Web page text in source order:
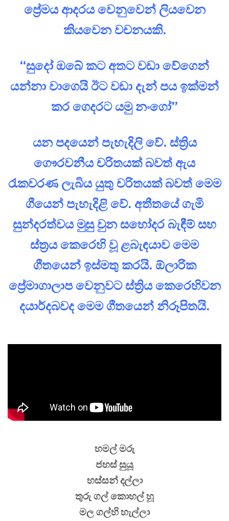
ප්‍රේමය ආදරය වෙනුවෙන් ලියවෙන
කියවෙන වචනයකි.
“සුදෝ ඔබේ කට අතට වඩා වේගෙන්
යන්නා වාගෙයි ඊට වඩා දැන් පය ඉක්මන්
කර ගෙදරට යමු නංගෝ”
යන පදයෙන් පැහැදිලි වේ. ස්ත්‍රිය
ගෞරවනීය චරිතයක් බවත් ඇය
රැකවරණ ලැබිය යුතු චරිතයක් බවත් මෙම
ගීයෙන් පැහැදිළි වේ. අතීතයේ ගැමි
සුන්දරත්වය මුසු වුන සහෝදර බැඳීම් සහ
ස්ත්‍රය කෙරෙහි වූ ළබැඳයාව මෙම
ගීතයෙන් ඉස්මතු කරයි. ඕලාරික
ප්‍රේමාගාලාප වෙනුවට ස්ත්‍රිය කෙරෙහිවන
දයාර්දබවද මෙම ගීතයෙන් නිරූපිතයි.
හමල් මරු
ජහස් සුයූ
හස්සන් දල්ලා
තුරු ගල් කොහල් හූ
මල ගල්හි හැල්ලා